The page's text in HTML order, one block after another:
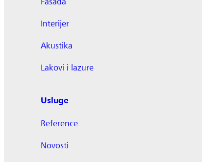
Interijer
Akustika
Lakovi i lazure
Usluge
Reference
Novosti